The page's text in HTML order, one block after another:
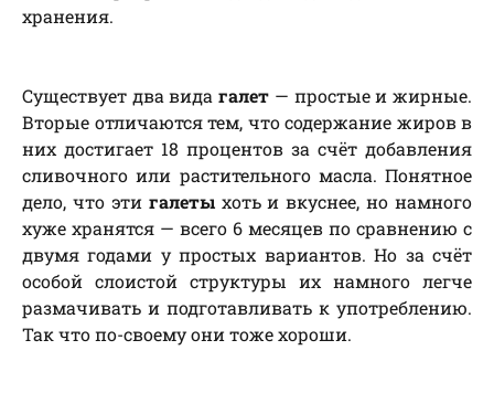
хранения.
Существует два видагалет — простые и жирные.
Вторые отличаются тем, что содержание жиров в
них достигает 18 процентов за счёт добавления
сливочного или растительного масла. Понятное
дело, что эти галетыхоть и вкуснее, но намного
хуже хранятся — всего 6 месяцев по сравнению с
двумя годами у простых вариантов. Но за счёт
особой слоистой структуры их намного легче
размачивать и подготавливать к употреблению.
Так что по-своему они тоже хороши.